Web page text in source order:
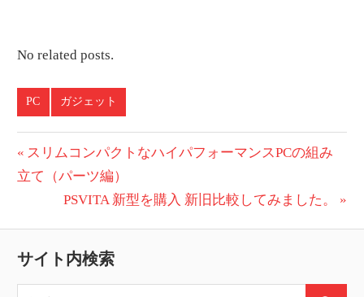
No related posts.
PC ガジェット
投
稿
ビ
ゲ
前
の
スリムコンパクトなハイパフォーマンスPCの組み
立て（パーツ編）
次
投
稿:
PSVITA 新型を購入 新旧比較してみました。
サイト内検索